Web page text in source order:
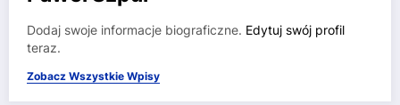
Dodaj swoje informacje biograficzne. Edytuj swój profil
teraz.
Zobacz Wszystkie Wpisy